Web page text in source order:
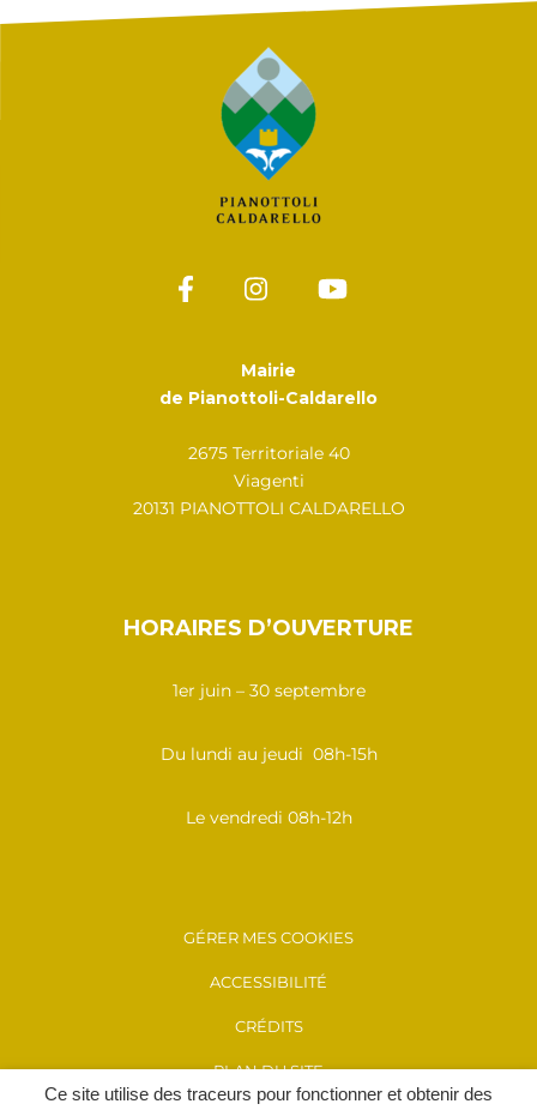
Ce site utilise des traceurs pour fonctionner et obtenir des
Mairie
de Pianottoli-Caldarello
2675 Territoriale 40
Viagenti
20131 PIANOTTOLI CALDARELLO
HORAIRES D’OUVERTURE
1er juin – 30 septembre
Du lundi au jeudi 08h-15h
Le vendredi 08h-12h
GÉRER MES COOKIES
ACCESSIBILITÉ
CRÉDITS
PLAN DU SITE